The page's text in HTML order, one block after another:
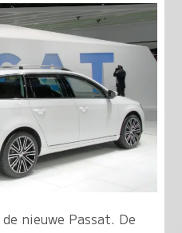
nieuwe Passat. De